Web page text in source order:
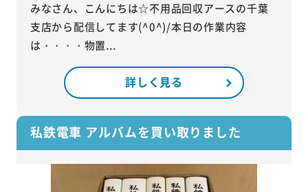
みなさん、こんにちは☆不用品回収アースの千葉
支店から配信してます(^0^)/本日の作業内容
は・・・・物置...
詳しく見る
私鉄電車 アルバムを買い取りました